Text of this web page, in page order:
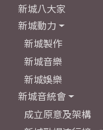
新城八大家
新城動力
新城製作
新城音樂
新城娛樂
新城音統會
成立原意及架構